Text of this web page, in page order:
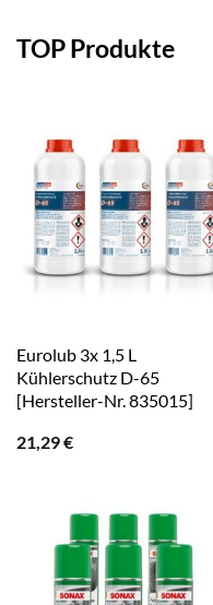
TOP Produkte
Eurolub 3x 1,5 L
Kühlerschutz D-65
[Hersteller-Nr. 835015]
21,29€